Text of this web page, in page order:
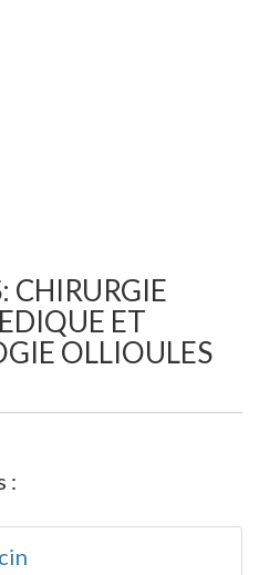
CHIRURGIE
ET
OLLIOULES
: